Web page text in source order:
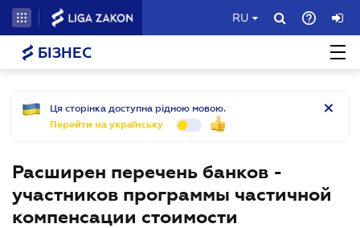
RU
БІЗНЕС
Ця сторінка доступна рідною мовою.
Перейти на українську
Расширен перечень банков -
участников программы частичной
компенсации стоимости